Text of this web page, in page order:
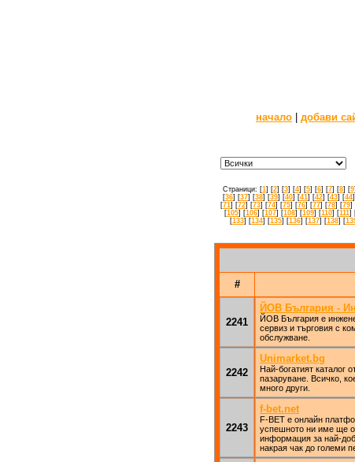
начало добави
Страници: [1] [2] [3] [4] [5] [6] [7] [8] [9
[36] [37] [38] [39] [40] [41] [42] [43] [44
[71] [72] [73] [74] [75] [76] [77] [78] [79]
[105] [106] [107] [108] [109] [110] [111]
[133] [134] [135] [136] [137] [138] [
#
2241
ЙОВ България -
ЙОВ България е
сервиз и търговия с
обслужване.
2242
Unimarket.bg
Най-богатият каталог
пазаруване. Всичко,
много други.
2243
f-bet.net
F-BET e онлайн
успешното ни име ще
информация за най-
накрая чак до големи